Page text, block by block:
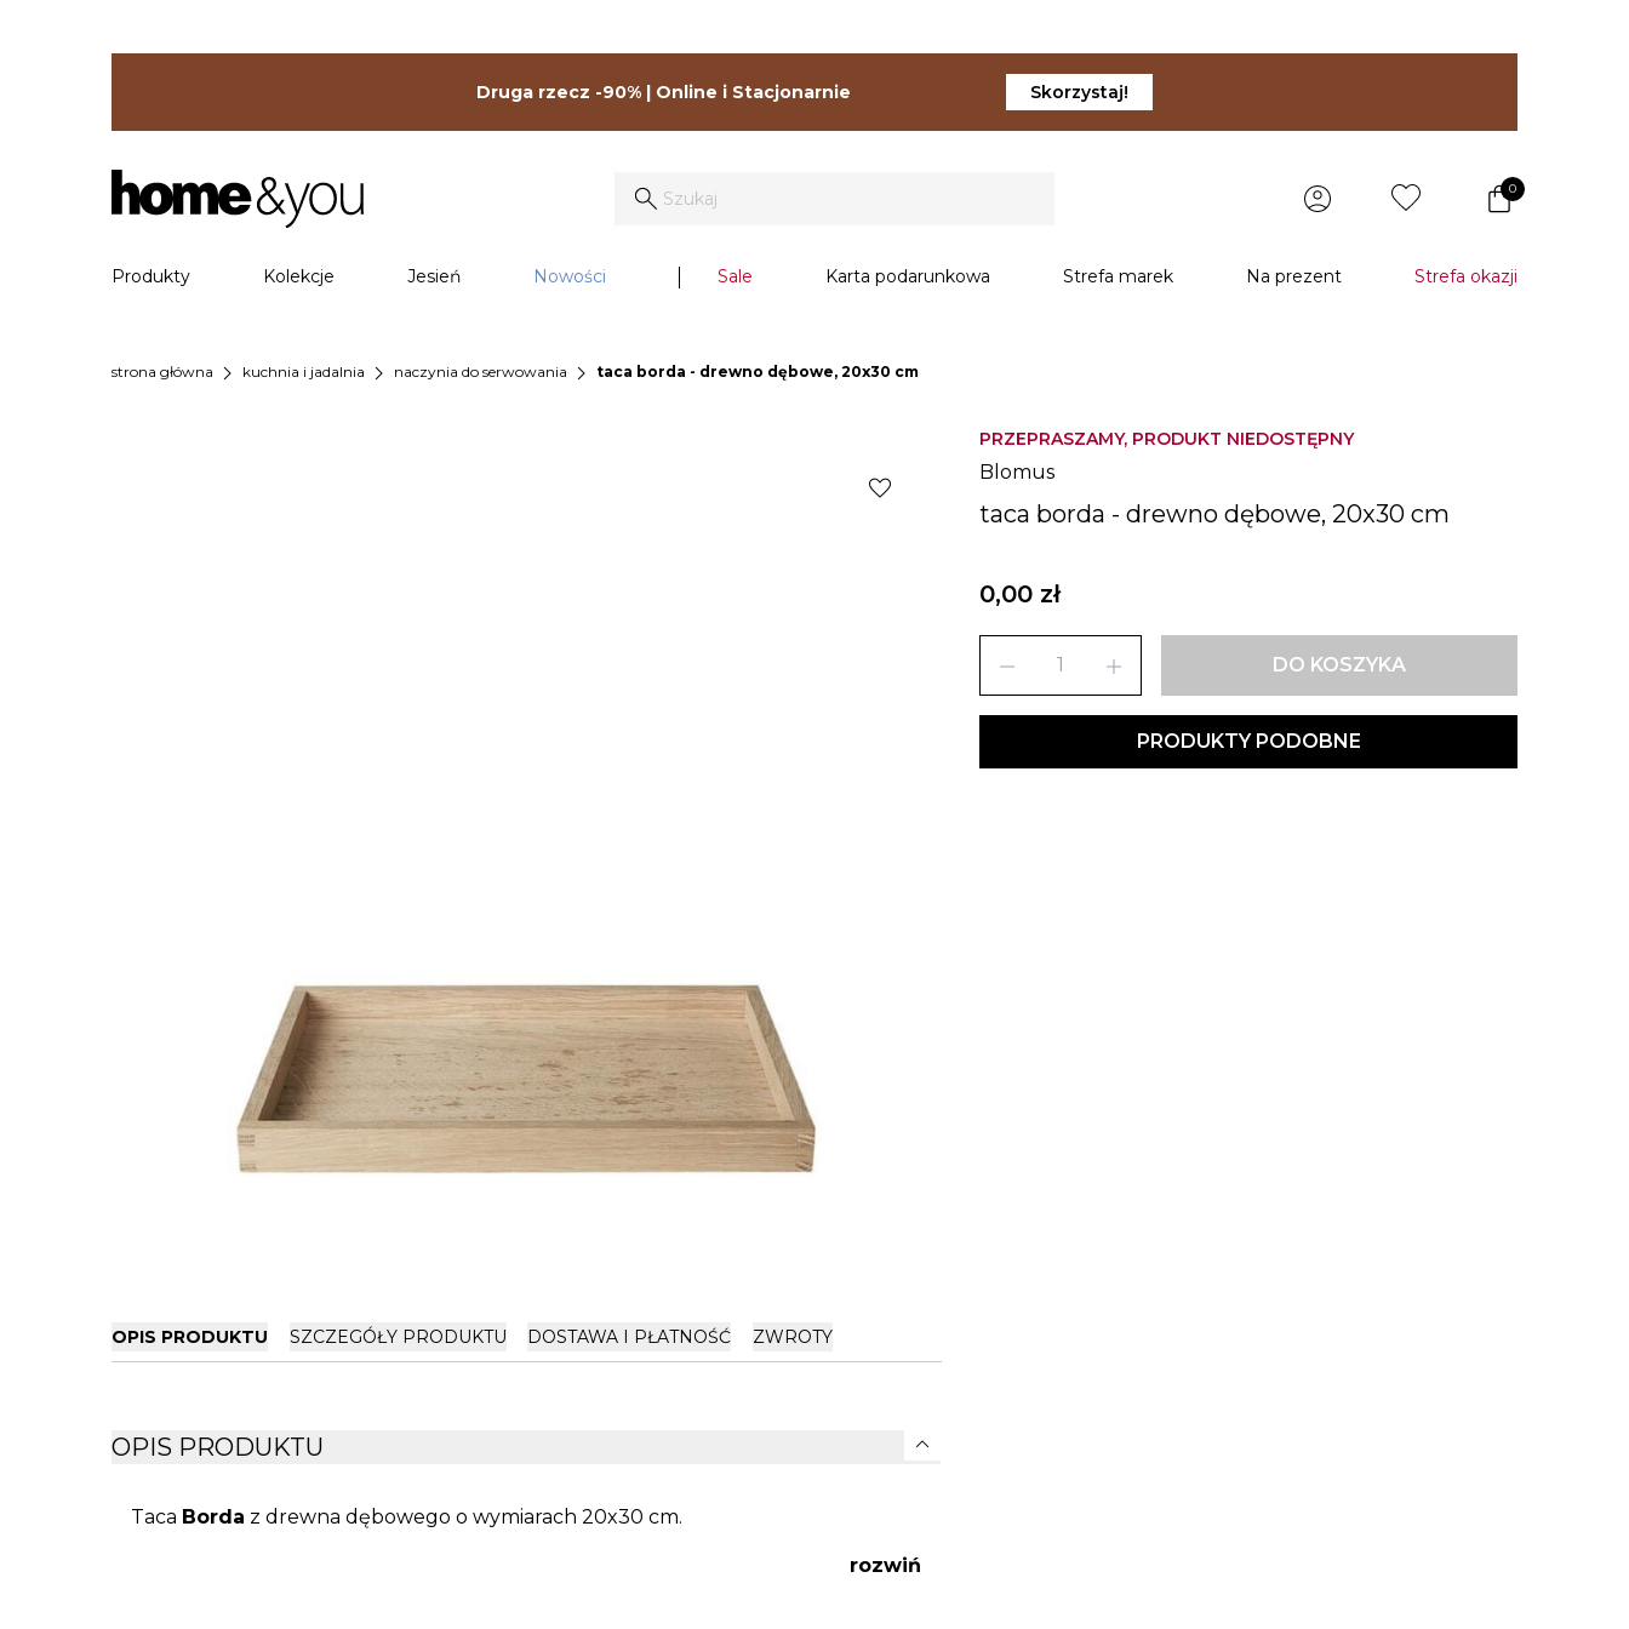
Druga rzecz -90% | Online i Stacjonarnie Skorzystaj!
0
Produkty Kolekcje Jesień Nowości Sale Karta podarunkowa Strefa marek Na prezent Strefa okazji
strona główna chevron_right kuchnia i jadalnia chevron_right naczynia do serwowania chevron_right taca borda - drewno dębowe, 20x30 cm
PRZEPRASZAMY, PRODUKT NIEDOSTĘPNY
Blomus
taca borda - drewno dębowe, 20x30 cm
0,00 zł
remove add DO KOSZYKA
PRODUKTY PODOBNE
favorite
OPIS PRODUKTU SZCZEGÓŁY PRODUKTU DOSTAWA I PŁATNOŚĆ ZWROTY
OPIS PRODUKTU expand_more
Taca Borda z drewna dębowego o wymiarach 20x30 cm.
rozwiń